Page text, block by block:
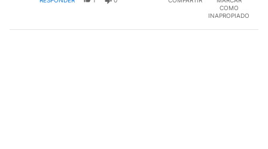
COMO
INAPROPIADO